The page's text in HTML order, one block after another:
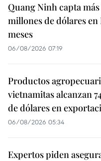
Quang Ninh capta
millones de dólares en
meses
06/08/2026 07:19
Productos
vietnamitas alcanzan
de dólares en
06/08/2026 05:34
Expertos piden